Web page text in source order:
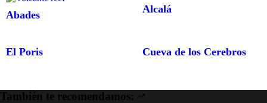
Abades Alcalá
El Poris Cueva de los Cerebros
También te recomendamos: